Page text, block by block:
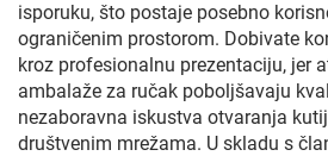
isporuku, što postaje posebno
ograničenim prostorom. Dobivate
kroz profesionalnu prezentaciju, jer
ambalaže za ručak poboljšavaju
nezaboravna iskustva otvaranja
društvenim mrežama. U skladu s